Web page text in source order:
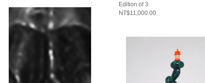
Edition of 3.
NT$11,000.00